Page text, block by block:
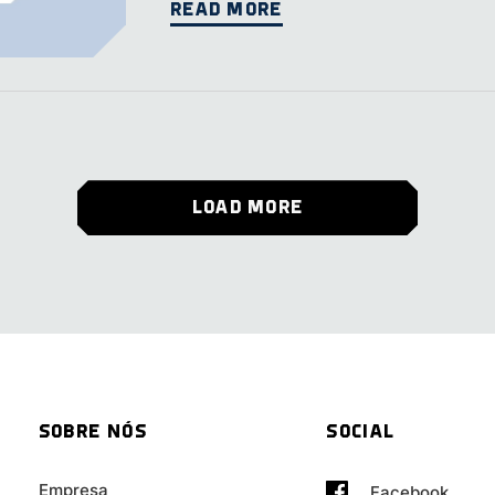
READ MORE
LOAD MORE
SOBRE NÓS
Empresa
SOCIAL